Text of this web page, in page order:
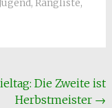
, Rangliste,
Die Zweite ist
Herbstmeister →